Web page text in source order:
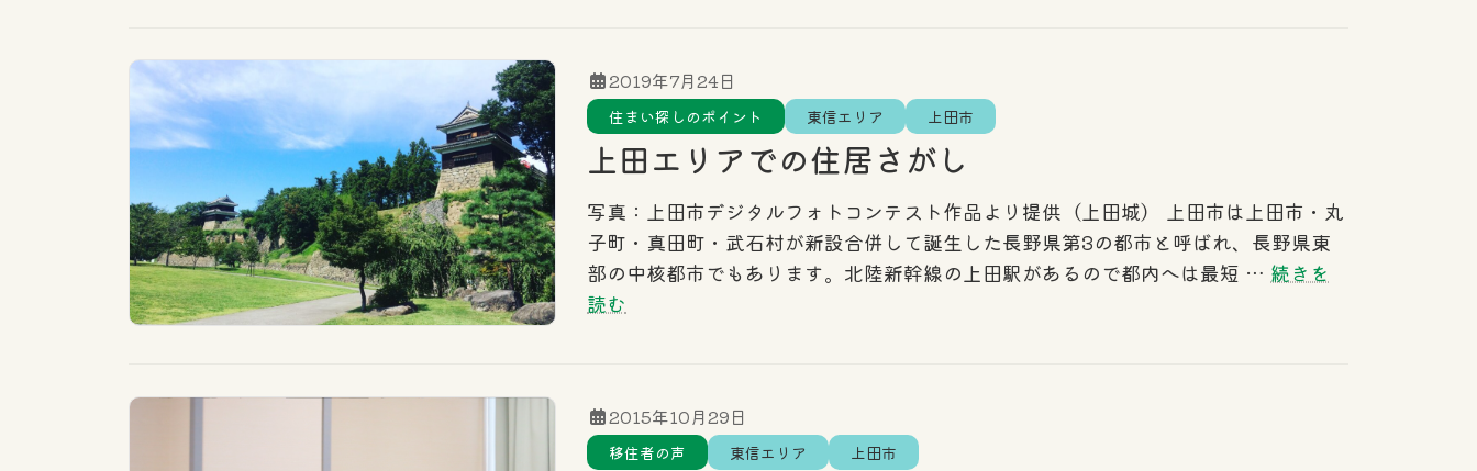
住まい探しのポイント 東信エリア 上田市
上田エリアでの住居さがし
2019年7月24日
写真：上田市デジタルフォトコンテスト作品より提供（上田城） 上田市は上田市・丸
子町・真田町・武石村が新設合併して誕生した長野県第3の都市と呼ばれ、長野県東
部の中核都市でもあります。北陸新幹線の上田駅があるので都内へは最短 … 続きを
読む
移住者の声 東信エリア 上田市
2015年10月29日